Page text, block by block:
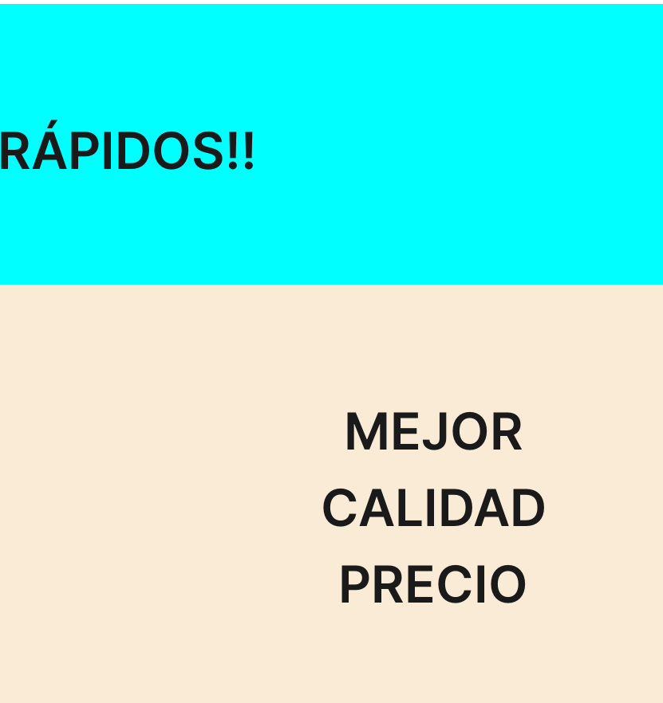
RÁPIDOS!!
MEJOR
CALIDAD
PRECIO